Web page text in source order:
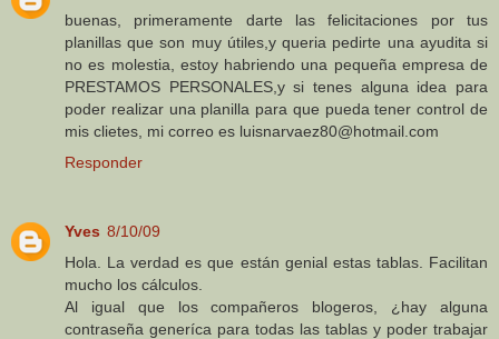
buenas, primeramente darte las felicitaciones por tus
planillas que son muy útiles,y queria pedirte una ayudita si
no es molestia, estoy habriendo una pequeña empresa de
PRESTAMOS PERSONALES,y si tenes alguna idea para
poder realizar una planilla para que pueda tener control de
mis clietes, mi correo es luisnarvaez80@hotmail.com
Responder
Yves 8/10/09
Hola. La verdad es que están genial estas tablas. Facilitan
mucho los cálculos.
Al igual que los compañeros blogeros, ¿hay alguna
contraseña generíca para todas las tablas y poder trabajar